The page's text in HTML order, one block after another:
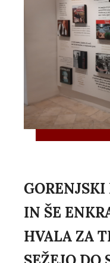
IN ŠE
HVALA ZA